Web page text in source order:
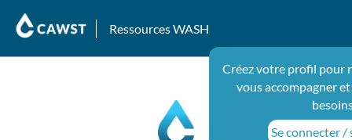
Ressources WASH
Créez votre profil pour
vous accompagner
Se connecter /